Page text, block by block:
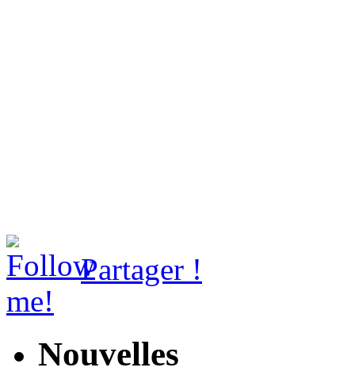
Partager !
Nouvelles